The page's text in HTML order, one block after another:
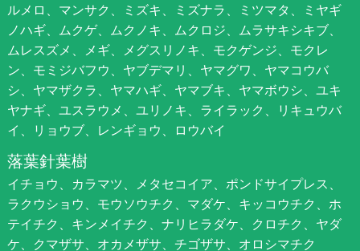
ルメロ、マンサク、ミズキ、ミズナラ、ミツマタ、ミヤギ
ノハギ、ムクゲ、ムクノキ、ムクロジ、ムラサキシキブ、
ムレスズメ、メギ、メグスリノキ、モクゲンジ、モクレ
ン、モミジバフウ、ヤブデマリ、ヤマグワ、ヤマコウバ
シ、ヤマザクラ、ヤマハギ、ヤマブキ、ヤマボウシ、ユキ
ヤナギ、ユスラウメ、ユリノキ、ライラック、リキュウバ
イ、リョウブ、レンギョウ、ロウバイ
落葉針葉樹
イチョウ、カラマツ、メタセコイア、ポンドサイプレス、
ラクウショウ、モウソウチク、マダケ、キッコウチク、ホ
テイチク、キンメイチク、ナリヒラダケ、クロチク、ヤダ
ケ、クマザサ、オカメザサ、チゴザサ、オロシマチク